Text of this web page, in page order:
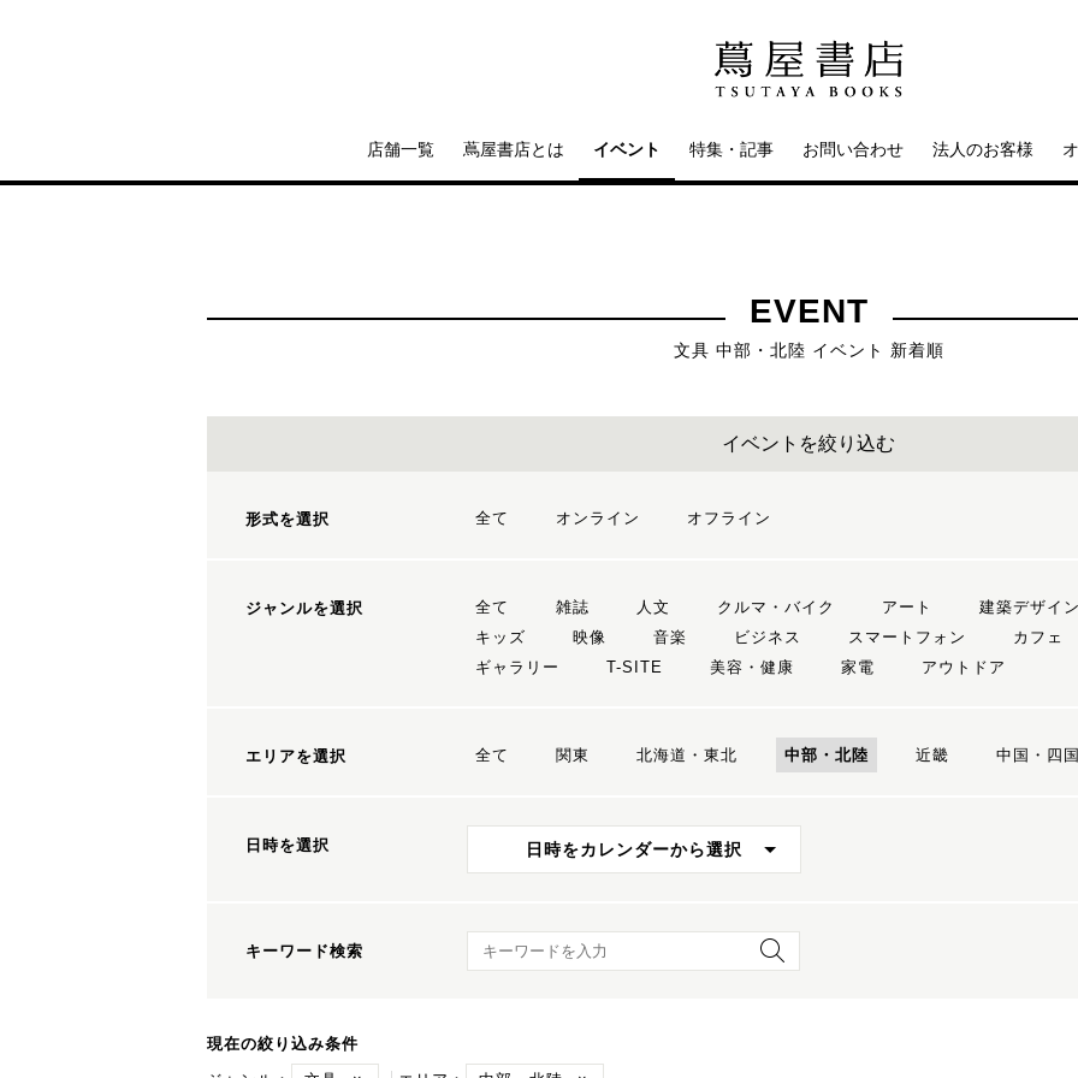
店舗一覧 蔦屋書店とは イベント 特集・記事 お問い合わせ 法人のお客様
EVENT
文具 中部・北陸 イベント 新着順
イベントを絞り込む
形式を選択 全て オンライン オフライン
ジャンルを選択 全て 雑誌 人文 クルマ・バイク アート 建築デザイン
キッズ
映像 音楽 ビジネス スマートフォン カフェ
ギャラリー
T-SITE 美容・健康 家電 アウトドア
エリアを選択 全て 関東 北海道・東北 中部・北陸 近畿 中国・四国
日時を選択 日時をカレンダーから選択
キーワード検索 キーワード検索
現在の絞り込み条件